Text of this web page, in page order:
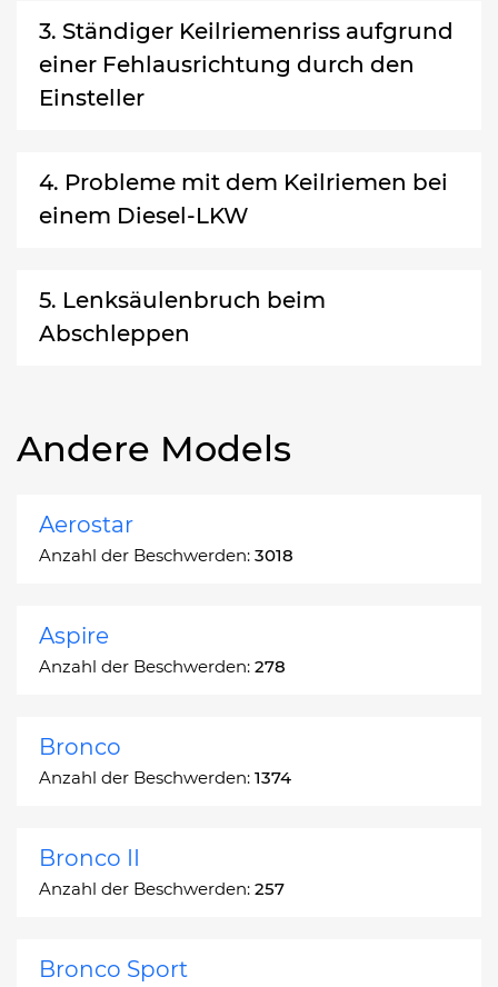
3. Ständiger Keilriemenriss aufgrund
einer Fehlausrichtung durch den
Einsteller
4. Probleme mit dem Keilriemen bei
einem Diesel-LKW
5. Lenksäulenbruch beim
Abschleppen
Andere Models
Aerostar
Anzahl der Beschwerden: 3018
Aspire
Anzahl der Beschwerden: 278
Bronco
Anzahl der Beschwerden: 1374
Bronco II
Anzahl der Beschwerden: 257
Bronco Sport